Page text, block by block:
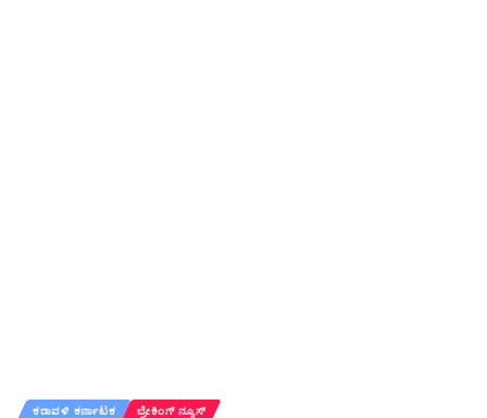
ಕರಾವಳಿ ಕರ್ನಾಟಕ ಬ್ರೇಕಿಂಗ್ ನ್ಯೂಸ್